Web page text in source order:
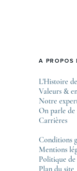
A PROPOS
L'Histoire
Valeurs &
Notre
On parle de
Carrières
Conditions
Mentions
Politique
Plan du site